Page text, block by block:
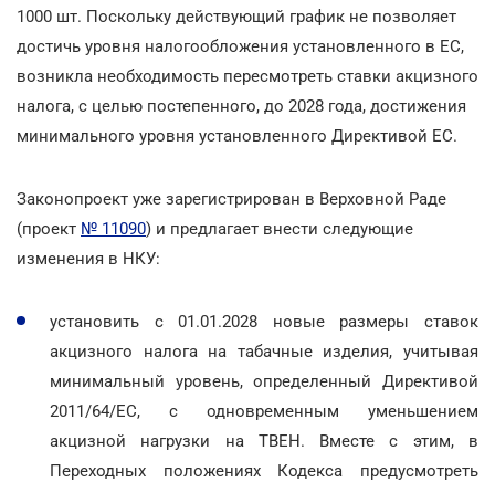
1000 шт. Поскольку действующий график не позволяет
достичь уровня налогообложения установленного в ЕС,
возникла необходимость пересмотреть ставки акцизного
налога, с целью постепенного, до 2028 года, достижения
минимального уровня установленного Директивой ЕС.
Законопроект уже зарегистрирован в Верховной Раде
(проект № 11090) и предлагает внести следующие
изменения в НКУ:
установить с 01.01.2028 новые размеры ставок
акцизного налога на табачные изделия, учитывая
минимальный уровень, определенный Директивой
2011/64/ЕС, с одновременным уменьшением
акцизной нагрузки на ТВЕН. Вместе с этим, в
Переходных положениях Кодекса предусмотреть